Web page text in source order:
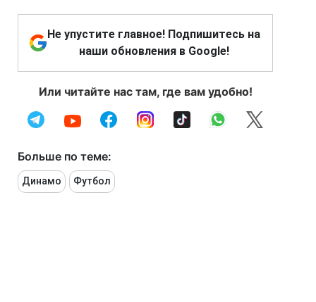
Не упустите главное! Подпишитесь на
наши обновления в Google!
Или читайте нас там, где вам удобно!
Больше по теме:
Динамо Футбол